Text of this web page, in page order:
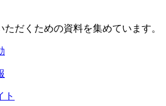
だくための資料を集めています。
ト